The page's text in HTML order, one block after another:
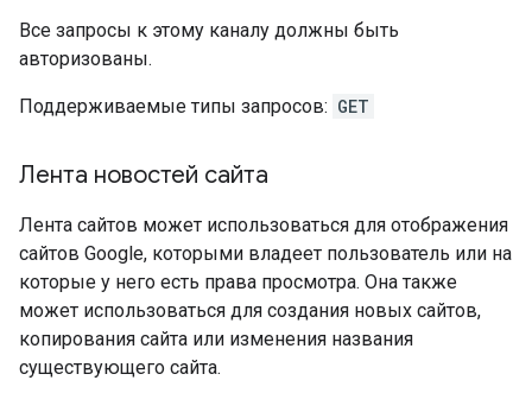
Все запросы к этому каналу должны быть
авторизованы.
Поддерживаемые типы запросов: GET
Лента новостей сайта
Лента сайтов может использоваться для отображения
сайтов Google, которыми владеет пользователь или на
которые у него есть права просмотра. Она также
может использоваться для создания новых сайтов,
копирования сайта или изменения названия
существующего сайта.